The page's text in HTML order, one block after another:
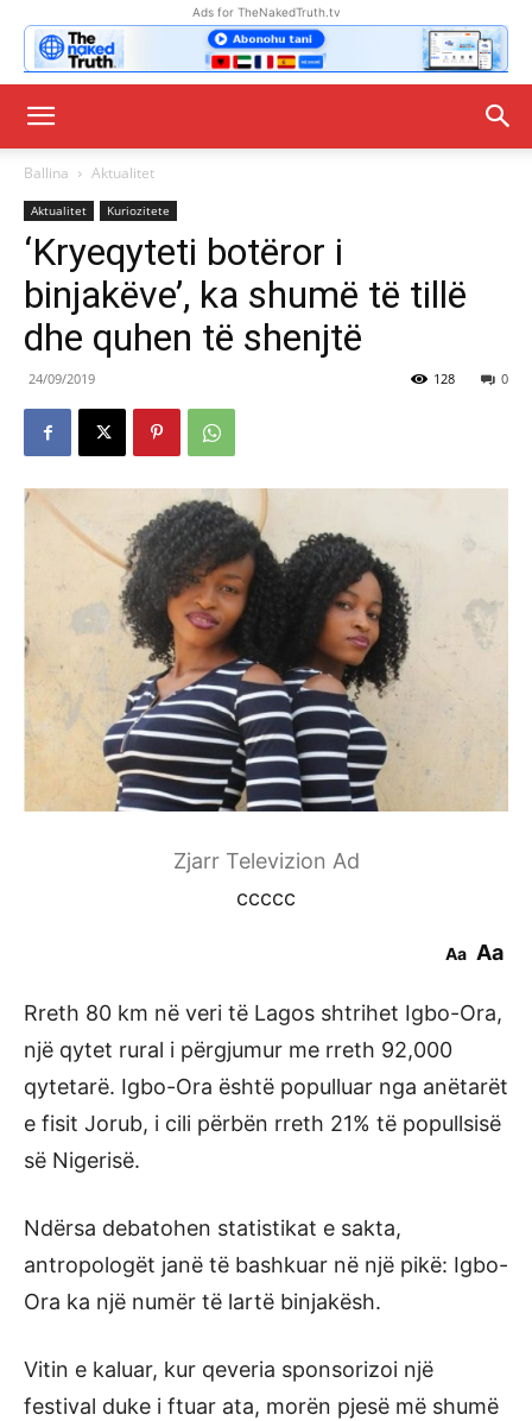
Ads for TheNakedTruth.tv
Ballina Aktualitet
Aktualitet Kuriozitete
‘Kryeqyteti botëror i
binjakëve’, ka shumë të tillë
dhe quhen të shenjtë
24/09/2019 0
128
Zjarr Televizion Ad
ccccc
Aa Aa
Rreth 80 km në veri të Lagos shtrihet Igbo-Ora,
një qytet rural i përgjumur me rreth 92,000
qytetarë. Igbo-Ora është populluar nga anëtarët
e fisit Jorub, i cili përbën rreth 21% të popullsisë
së Nigerisë.
Ndërsa debatohen statistikat e sakta,
antropologët janë të bashkuar në një pikë: Igbo-
Ora ka një numër të lartë binjakësh.
Vitin e kaluar, kur qeveria sponsorizoi një
festival duke i ftuar ata, morën pjesë më shumë